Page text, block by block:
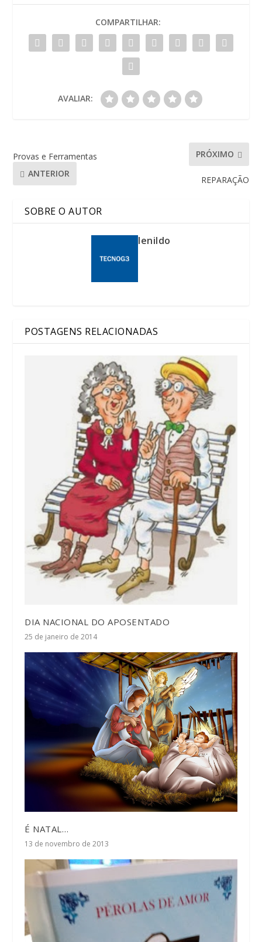
COMPARTILHAR:
AVALIAR:
Provas e Ferramentas
ANTERIOR
PRÓXIMO
REPARAÇÃO
SOBRE O AUTOR
lenildo
POSTAGENS RELACIONADAS
DIA NACIONAL DO APOSENTADO
25 de janeiro de 2014
É NATAL…
13 de novembro de 2013